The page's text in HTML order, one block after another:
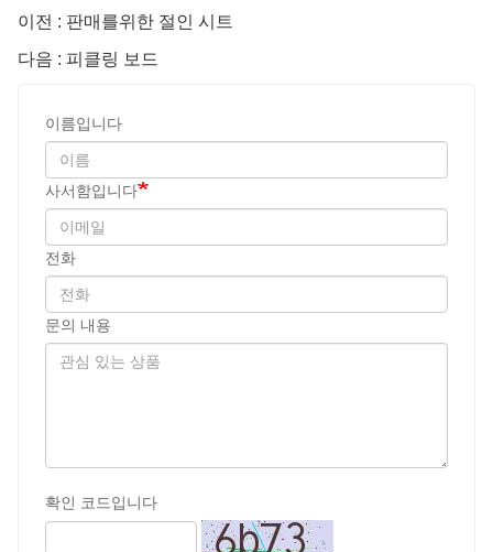
이전 : 판매를위한 절인 시트
다음 : 피클링 보드
이름입니다
사서함입니다
전화
문의 내용
확인 코드입니다